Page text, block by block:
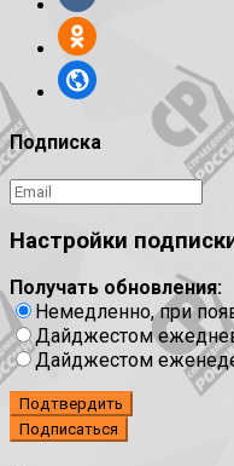
Подписка
Настройки
Получать обновления:
Немедленно, при
Дайджестом
Дайджестом
Подтвердить